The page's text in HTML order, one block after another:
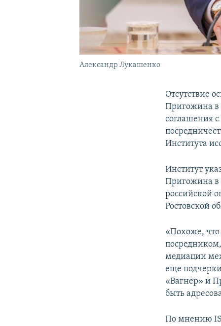
Александр Лукашенко
Отсутствие
Пригожина в
соглашения
Института
Институт
Пригожина в
российской
Ростовской
«Похоже, что
медиации
еще
«Вагнер» и
быть
По мнению